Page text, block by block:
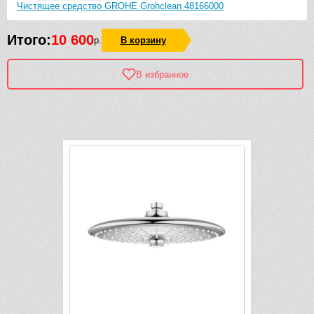
Чистящее средство GROHE Grohclean 48166000
Итого:10 600р. В корзину
В избранное